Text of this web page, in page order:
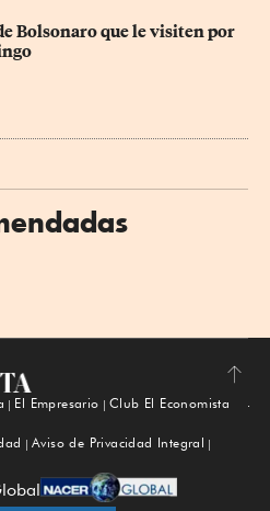
Bolsonaro que le visiten por
Subir
El Empresario
Club El Economista
Aviso de Privacidad Integral